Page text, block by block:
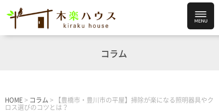
コラム
HOME > コラム >
【豊橋市・豊川市の平屋】掃除が楽になる照明器具やク
ロス選びのコツとは？